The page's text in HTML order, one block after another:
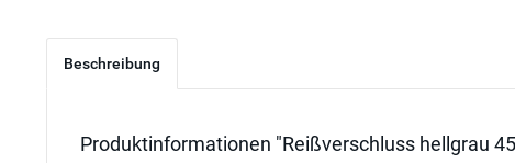
Beschreibung
Produktinformationen "Reißverschluss hellgrau